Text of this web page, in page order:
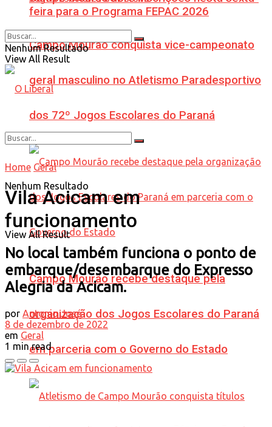
Campo Mourão conquista vice-campeonato
geral masculino no Atletismo Paradesportivo
dos 72º Jogos Escolares do Paraná
Campo Mourão recebe destaque pela
organização dos Jogos Escolares do Paraná
em parceria com o Governo do Estado
feira para o Programa FEPAC 2026
Nenhum Resultado
View All Result
Nenhum Resultado
View All Result
Home Geral
Vila Acicam em
funcionamento
No local também funciona o ponto de
embarque/desembarque do Expresso
Alegria da Acicam.
por Antonio José
8 de dezembro de 2022
em Geral
1 min read